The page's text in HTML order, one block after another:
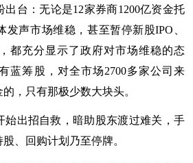
出台：无论是12家券商1200亿资金托
发声市场维稳，甚至暂停新股IPO、
都充分显示了政府对市场维稳的态
蓝筹股，对全市场2700多家公司来
，只有那极少数大块头。
始出招自救，暗助股东渡过难关，手
、回购计划乃至停牌。